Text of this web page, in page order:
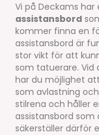
Vi på Deckams
assistansbord
kommer finna en
assistansbord är
stor vikt för att
som tatuerare. Vid
har du möjlighet
som avlastning
stilrena och håller
assistansbord
säkerställer därför